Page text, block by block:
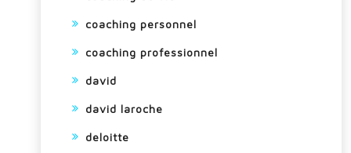
coaching personnel
coaching professionnel
david
david laroche
deloitte